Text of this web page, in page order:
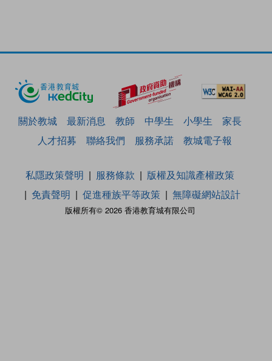
關於教城 最新消息 教師 中學生 小學生
家長
人才招募
聯絡我們 服務承諾 教城電子報
版權所有© 2026 香港教育城有限公司
私隱政策聲明 服務條款
版權及知識產權政策
免責聲明
促進種族平等政策 無障礙網站設計